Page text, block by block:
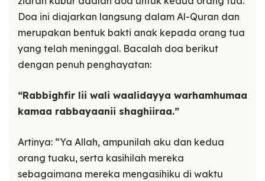
Doa ini diajarkan langsung dalam Al-Quran dan
merupakan bentuk bakti anak kepada orang tua
yang telah meninggal. Bacalah doa berikut
dengan penuh penghayatan:
“Rabbighfir lii wali waalidayya warhamhumaa
kamaa rabbayaanii shaghiiraa.”
Artinya: “Ya Allah, ampunilah aku dan kedua
orang tuaku, serta kasihilah mereka
sebagaimana mereka mengasihiku di waktu